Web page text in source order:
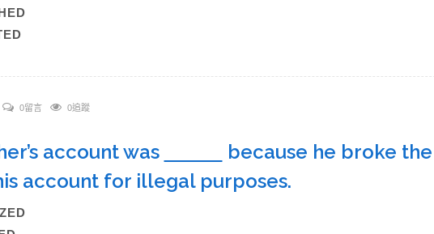
0留言 0追蹤
account was
because he broke
account for illegal purposes.